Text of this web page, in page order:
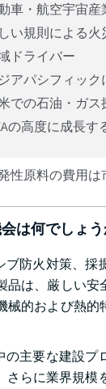
車・航空宇宙
い規則による
ドライバー
アパシフィッ
での石油・ガス
の高度に成長す
性原料の費用
は何でしょう
防火対策、
は、厳しい
的および熱
主要な建設
らに業界規